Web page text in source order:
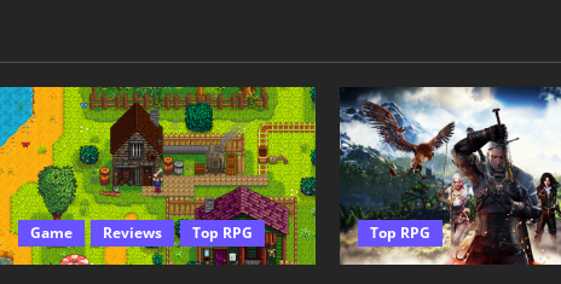
Game Reviews Top RPG Top RPG